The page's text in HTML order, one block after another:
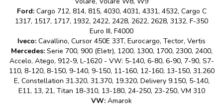
Ford:Cargo 712, 814, 815, 4030, 4031, 4331, 4532, Cargo C
1317, 1517, 1717, 1932, 2422, 2428, 2622, 2628, 3132, F-350
Euro III, F4000
Iveco: Cavallino, Cursor 450E 33T, Eurocargo, Tector, Vertis
Mercedes:Serie 700, 900 (Eletr), 1200, 1300, 1700, 2300, 2400,
Accelo, Atego, 912-9, L-1620 - VW: 5-140, 6-80, 6-90, 7-90, S7-
110, 8-120, 8-150, 9-140, 9-150, 11-160, 12-160, 13-150, 31.260
E, Constellation 31.320, 31.370, 19.320, Delivery 9.150, 5-140,
E11, 13, 21, Titan 18-310, 13-180, 24-250, 23-250, VM 310
VW: Amarok